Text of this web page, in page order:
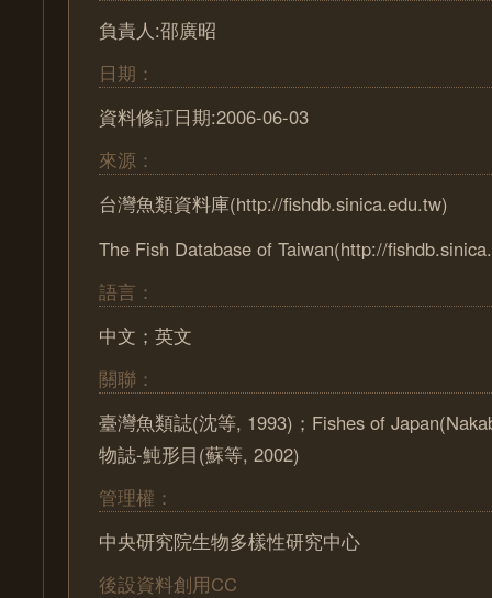
負責人:邵廣昭
日期：
資料修訂日期:2006-06-03
來源：
台灣魚類資料庫(http://fishdb.sinica.edu.tw)
The Fish Database of Taiwan(http://
語言：
中文；英文
關聯：
臺灣魚類誌(沈等, 1993)；Fishes of
物誌-魨形目(蘇等, 2002)
管理權：
中央研究院生物多樣性研究中心
後設資料創用CC